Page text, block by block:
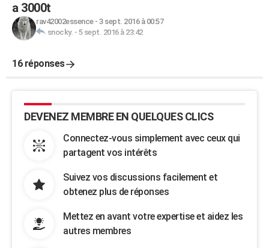
a 3000t
rav42002essence- 3 sept. 2016 à 00:57
snocky. - 5 sept. 2016 à 23:42
16 réponses
DEVENEZ MEMBRE EN QUELQUES CLICS
Connectez-vous simplement avec ceux qui
partagent vos intérêts
Suivez vos discussions facilement et
obtenez plus de réponses
Mettez en avant votre expertise et aidez les
autres membres